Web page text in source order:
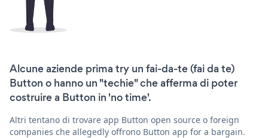
Alcune aziende prima try un fai-da-te (fai da te)
Button o hanno un "techie" che afferma di poter
costruire a Button in 'no time'.
Altri tentano di trovare app Button open source o foreign
companies che allegedly offrono Button app for a bargain.